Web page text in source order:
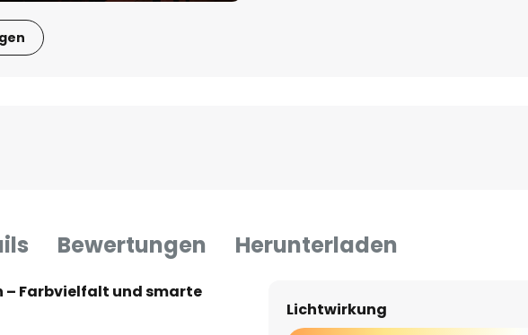
Bewertungen Herunterladen
– Farbvielfalt und smarte
Lichtwirkung